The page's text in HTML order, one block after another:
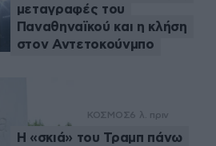
μεταγραφές του
Παναθηναϊκού και η κλήση
στον Αντετοκούνμπο
ΚΟΣΜΟΣ6 λ. πριν
Η «σκιά» του Τραμπ πάνω